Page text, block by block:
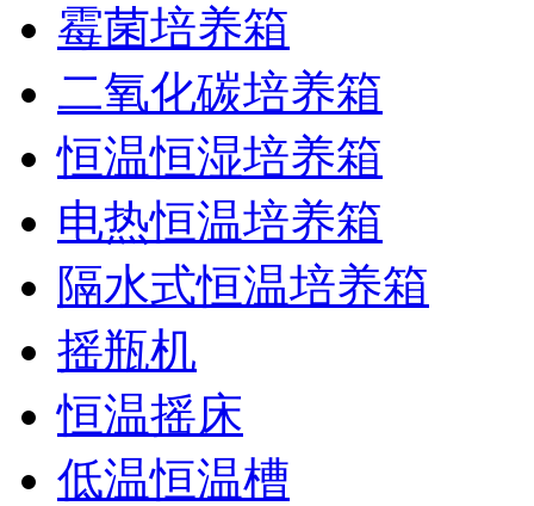
霉菌培养箱
二氧化碳培养箱
恒温恒湿培养箱
电热恒温培养箱
隔水式恒温培养箱
摇瓶机
恒温摇床
低温恒温槽